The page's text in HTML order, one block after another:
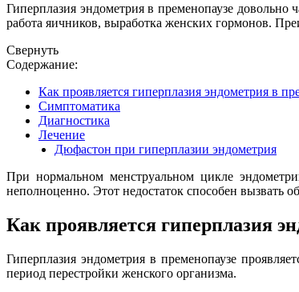
Гиперплазия эндометрия в пременопаузе
работа яичников, выработка женских гормонов.
Свернуть
Содержание:
Как проявляется гиперплазия эндометрия в
Симптоматика
Диагностика
Лечение
Дюфастон при гиперплазии эндометрия
При нормальном менструальном цикле
неполноценно. Этот недостаток способен вызвать
Как проявляется гиперплазия
Гиперплазия эндометрия в пременопаузе
период перестройки женского организма.